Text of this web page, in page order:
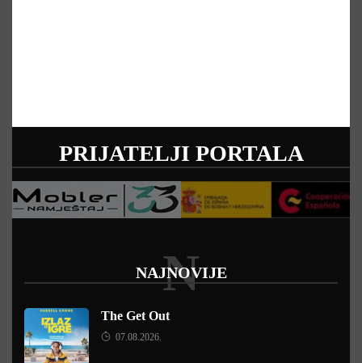
PRIJATELJI PORTALA
NAJNOVIJE
N
The Get Out
07.08.2026.